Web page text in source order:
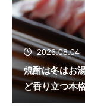
2026.08.04
焼酎は冬はお
ど香り立つ本